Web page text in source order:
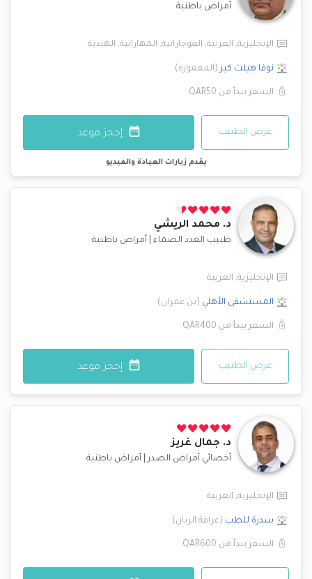
أمراض باطنية
الإنجليزية, العربية, الغوجاراتية, المهاراتية, الهندية
نوفا هيلث كير (المعموره)
السعر يبدأ من QAR50
عرض الطبيب إحجز موعد
يقدم زيارات العيادة والفيديو
د. محمد الريشي
طبيب الغدد الصماء أمراض باطنية
الإنجليزية, العربية
المستشفى الأهلي (بن عمران)
السعر يبدأ من QAR400
عرض الطبيب إحجز موعد
د. جمال غريز
أخصائي أمراض الصدر أمراض باطنية
الإنجليزية, العربية
سدرة للطب (غرافة الريان)
السعر يبدأ من QAR600